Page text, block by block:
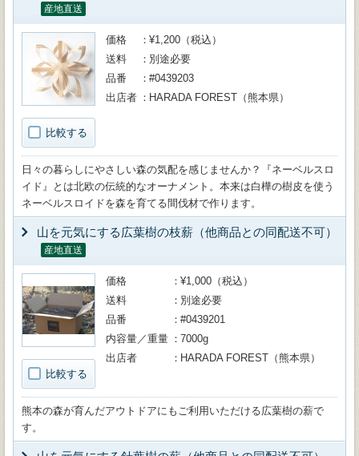
産地直送
比較する
価格
¥1,200（税込）
送料
別途必要
品番
#0439203
出店者
HARADA FOREST（熊本県）
日々の暮らしにやさしい森の気配を感じませんか？『ネーベルスロ
イド』とは北欧の伝統的なオーナメント。本来は白樺の樹皮を使う
ネーベルスロイドを森を育てる間伐材で作ります。
山を元気にする広葉樹の枝薪（他商品との同配送不可）
産地直送
比較する
価格
¥1,000（税込）
送料
別途必要
品番
#0439201
内容量／重量
7000g
出店者
HARADA FOREST（熊本県）
熊本の森が育んだアウトドアにもご利用いただける広葉樹の薪で
す。